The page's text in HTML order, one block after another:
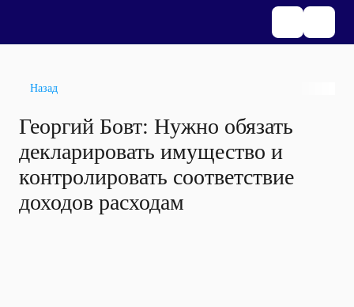
Назад
Георгий Бовт: Нужно обязать
декларировать имущество и
контролировать соответствие
доходов расходам